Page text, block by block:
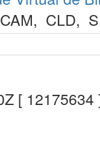
CAM, CLD,
[ 12175634